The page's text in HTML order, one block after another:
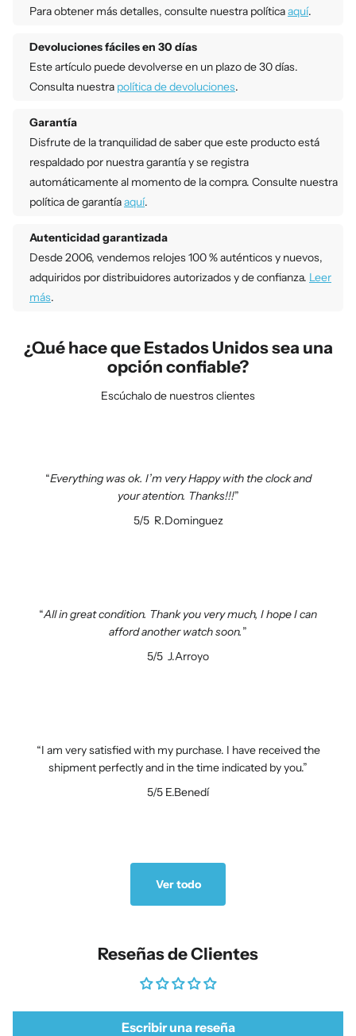
Para obtener más detalles, consulte nuestra políticaaquí.
Devoluciones fáciles en 30 días
Este artículo puede devolverse en un plazo de 30 días.
Consulta nuestra política de devoluciones.
Garantía
Disfrute de la tranquilidad de saber que este producto está
respaldado por nuestra garantía y se registra
automáticamente al momento de la compra. Consulte nuestra
política de garantíaaquí.
Autenticidad garantizada
Desde 2006, vendemos relojes 100 % auténticos y nuevos,
adquiridos por distribuidores autorizados y de confianza. Leer
más.
¿Qué hace que Estados Unidos sea una
opción confiable?
Escúchalo de nuestros clientes
Everything was ok. I’m very Happy with the clock and
your atention. Thanks!!!
5/5R.Dominguez
All in great condition. Thank you very much, I hope I can
afford another watch soon.
5/5 J.Arroyo
I am very satisfied with my purchase. I have received the
shipment perfectly and in the time indicated by you.
5/5 E.Benedí
Ver todo
Reseñas de Clientes
Escribir una reseña